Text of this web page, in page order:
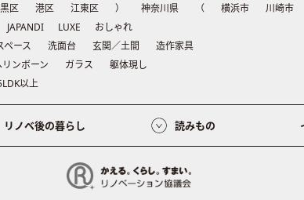
区 港区 江東区 ） 神奈川県 （ 横浜市 川崎市
JAPANDI LUXE
おしゃれ
ペース 洗面台 玄関／土間
造作家具
リンボーン ガラス
躯体現し
以上
リノベ後の暮らし 読みもの